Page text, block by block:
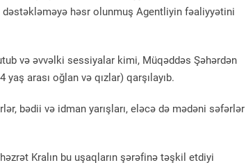
həsr olunmuş Agentliyin fəaliyyətini
və əvvəlki sessiyalar kimi, Müqəddəs Şəhərdən
arası oğlan və qızlar) qarşılayıb.
bədii və idman yarışları, eləcə də mədəni səfərlər
Kralın bu uşaqların şərəfinə təşkil etdiyi